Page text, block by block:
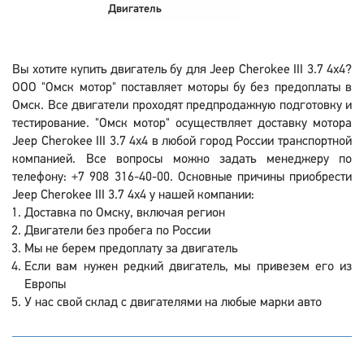
Двигатель
Вы хотите купить двигатель бу для Jeep Cherokee III 3.7 4x4?
ООО "Омск мотор" поставляет моторы бу без предоплаты в
Омск. Все двигатели проходят предпродажную подготовку и
тестирование. "Омск мотор" осуществляет доставку мотора
Jeep Cherokee III 3.7 4x4 в любой город России транспортной
компанией. Все вопросы можно задать менеджеру по
телефону: +7 908 316-40-00. Основные причины приобрести
Jeep Cherokee III 3.7 4x4 у нашей компании:
Доставка по Омску, включая регион
Двигатели без пробега по России
Мы не берем предоплату за двигатель
Если вам нужен редкий двигатель, мы привезем его из
Европы
У нас свой склад с двигателями на любые марки авто